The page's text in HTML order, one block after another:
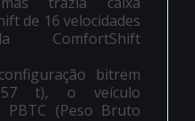
de 16 velocidades
bitrem
57 t), o veículo
(Peso Bruto